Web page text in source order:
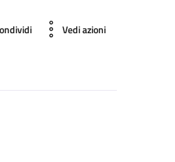
Vedi azioni